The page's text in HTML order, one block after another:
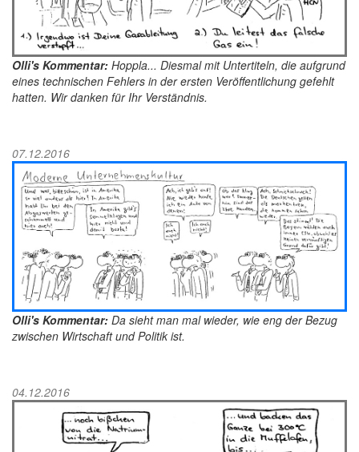
Olli's Kommentar: Hoppla... Diesmal mit Untertiteln, die aufgrund
eines technischen Fehlers in der ersten Veröffentlichung gefehlt
hatten. Wir danken für Ihr Verständnis.
07.12.2016
Olli's Kommentar: Da sieht man mal wieder, wie eng der Bezug
zwischen Wirtschaft und Politik ist.
04.12.2016